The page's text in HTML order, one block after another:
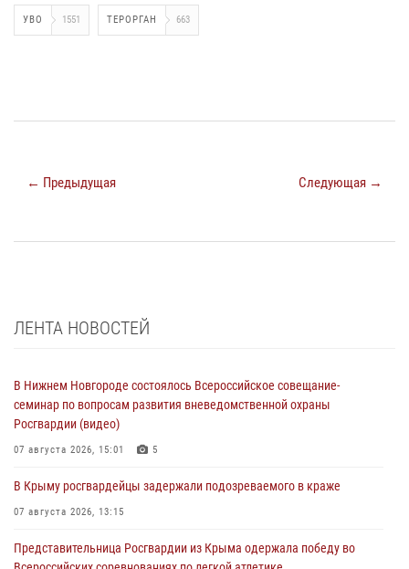
УВО 1551 ТЕРОРГАН 663
← Предыдущая Следующая →
ЛЕНТА НОВОСТЕЙ
В Нижнем Новгороде состоялось Всероссийское совещание-
семинар по вопросам развития вневедомственной охраны
Росгвардии (видео)
07 августа 2026, 15:01 5
В Крыму росгвардейцы задержали подозреваемого в краже
07 августа 2026, 13:15
Представительница Росгвардии из Крыма одержала победу во